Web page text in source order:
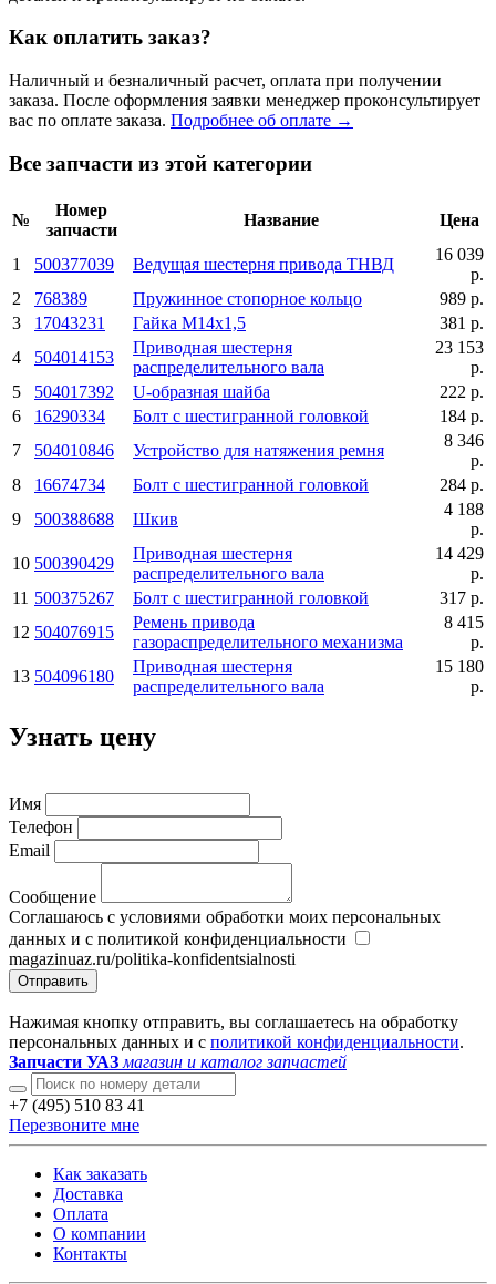
Как оплатить заказ?
Наличный и безналичный расчет, оплата при получении
заказа. После оформления заявки менеджер проконсультирует
вас по оплате заказа. Подробнее об оплате →
Все запчасти из этой категории
№
Номер
запчасти
Название Цена
1 500377039 Ведущая шестерня привода ТНВД
16 039
р.
2
768389 Пружинное стопорное кольцо
989 р.
3
17043231 Гайка М14х1,5
381 р.
4
504014153
Приводная шестерня
распределительного вала
23 153
р.
5
504017392 U-образная шайба
222 р.
6
16290334 Болт с шестигранной головкой
184 р.
7
504010846 Устройство для натяжения ремня
8 346
р.
8
16674734 Болт с шестигранной головкой
284 р.
9
500388688 Шкив
4 188
р.
10 500390429
Приводная шестерня
распределительного вала
14 429
р.
11 500375267 Болт с шестигранной головкой
317 р.
12 504076915
Ремень привода
газораспределительного механизма
8 415
р.
13 504096180
Приводная шестерня
распределительного вала
15 180
р.
Узнать цену
Имя
Телефон
Email
Сообщение
Соглашаюсь с условиями обработки моих персональных
данных и с политикой конфиденциальности
magazinuaz.ru/politika-konfidentsialnosti
Отправить
Нажимая кнопку отправить, вы соглашаетесь на обработку
персональных данных и с политикой конфиденциальности.
Запчасти УАЗ магазин и каталог запчастей
+7 (495) 510 83 41
Перезвоните мне
Как заказать
Доставка
Оплата
О компании
Контакты